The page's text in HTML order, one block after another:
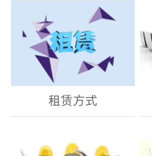
租赁方式